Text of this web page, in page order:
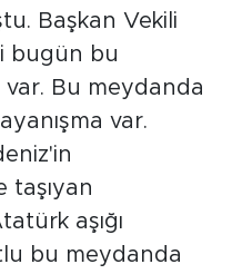
Başkan Vekili
bugün bu
Bu meydanda
var.
taşıyan
aşığı
bu meydanda